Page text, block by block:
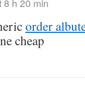
order
cheap